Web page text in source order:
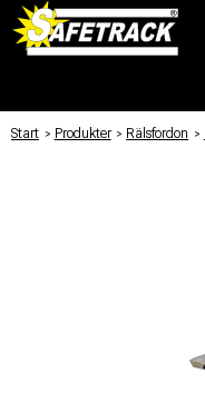
Start / Produkter / Rälsfordon /